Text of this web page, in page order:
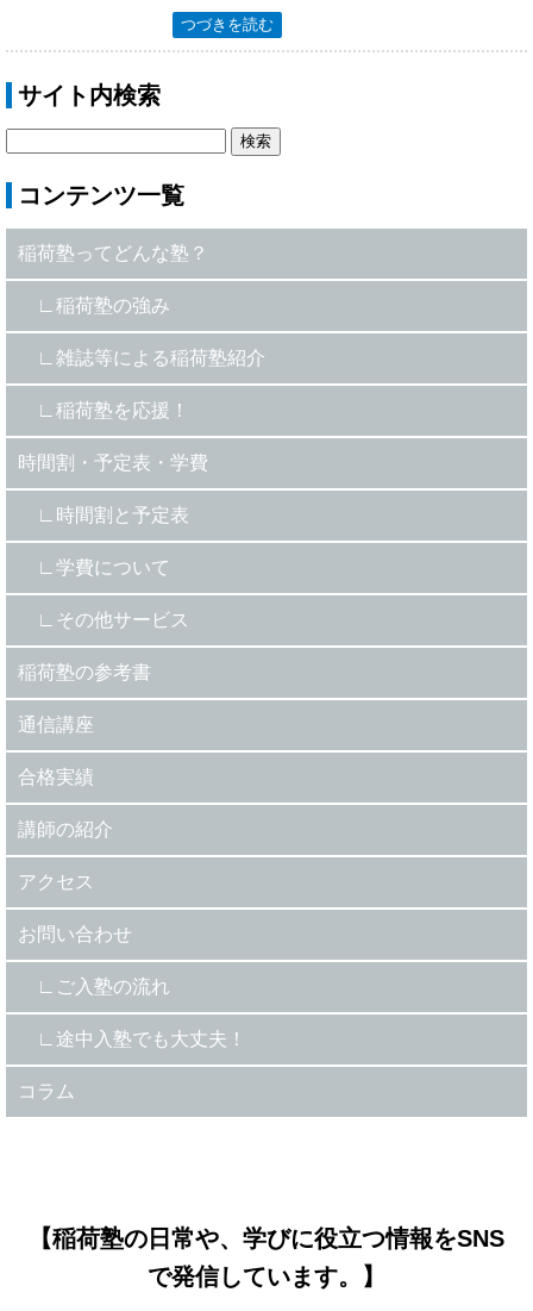
つづきを読む
サイト内検索
コンテンツ一覧
稲荷塾ってどんな塾？
稲荷塾の強み
雑誌等による稲荷塾紹介
稲荷塾を応援！
時間割・予定表・学費
時間割と予定表
学費について
その他サービス
稲荷塾の参考書
通信講座
合格実績
講師の紹介
アクセス
お問い合わせ
ご入塾の流れ
途中入塾でも大丈夫！
コラム
【稲荷塾の日常や、学びに役立つ情報をSNS
で発信しています。】